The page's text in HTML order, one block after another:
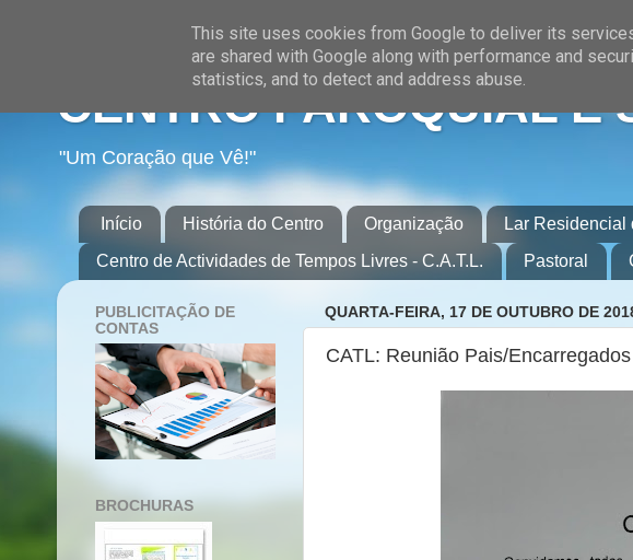
CENTRO PAROQUIAL E
"Um Coração que Vê!"
Início História do Centro Organização Lar Residencial
Centro de Actividades de Tempos Livres - C.A.T.L.
Pastoral
QUARTA-FEIRA, 17 DE OUTUBRO DE
CATL: Reunião Pais/
PUBLICITAÇÃO DE
CONTAS
BROCHURAS
This site uses cookies from Google to deliver its
are shared with Google along with performance and
statistics, and to detect and address abuse.